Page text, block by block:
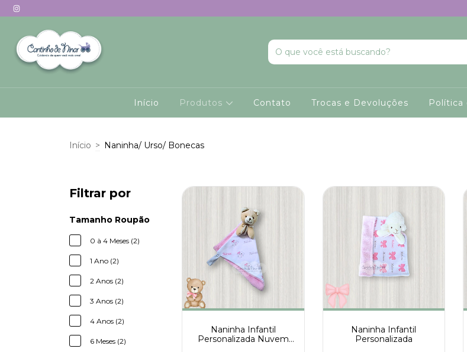
Início Produtos Contato Trocas e Devoluções Política
Início > Naninha/ Urso/ Bonecas
Filtrar por
Tamanho Roupão
0 à 4 Meses (2)
1 Ano (2)
2 Anos (2)
3 Anos (2)
4 Anos (2)
6 Meses (2)
Naninha Infantil
Personalizada Nuvem
Naninha Infantil
Personalizada